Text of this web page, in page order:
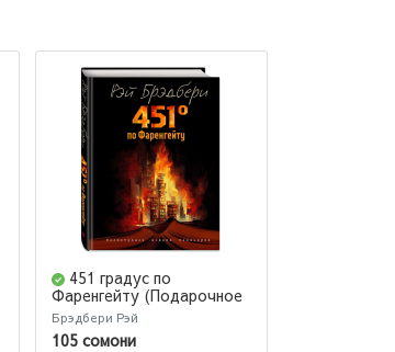
451 градус по
Фаренгейту (Подарочное
издание)
Брэдбери Рэй
105 сомони